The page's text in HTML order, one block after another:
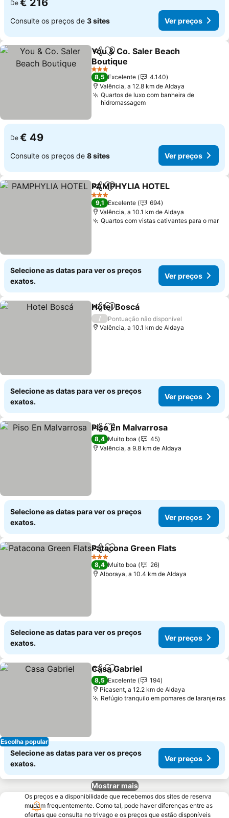
De € 216
Consulte os preços de 3 sites Ver preços
PartilharAdicionar aos favoritos
You & Co. Saler Beach
Boutique
Ver preços
3 Estrelas
8,5 Excelente
4.140
Valência, a 12.8 km de Aldaya
Quartos de luxo com banheira de
hidromassagem
De € 49
Consulte os preços de 8 sites Ver preços
PartilharAdicionar aos favoritos
PAMPHYLIA HOTEL
3 Estrelas
9,1 Excelente
694
Valência, a 10.1 km de Aldaya
Quartos com vistas cativantes para o mar
Selecione as datas para ver os preços
exatos.
Ver preços
PartilharAdicionar aos favoritos
Hotel Boscá
/
Pontuação não disponível
Valência, a 10.1 km de Aldaya
Selecione as datas para ver os preços
exatos.
Ver preços
PartilharAdicionar aos favoritos
Piso En Malvarrosa
8,4 Muito boa
45
Valência, a 9.8 km de Aldaya
Selecione as datas para ver os preços
exatos.
Ver preços
PartilharAdicionar aos favoritos
Patacona Green Flats
3 Estrelas
8,4 Muito boa
26
Alboraya, a 10.4 km de Aldaya
Selecione as datas para ver os preços
exatos.
Ver preços
Escolha popular
PartilharAdicionar aos favoritos
Casa Gabriel
8,5 Excelente
194
Picasent, a 12.2 km de Aldaya
Refúgio tranquilo em pomares de laranjeiras
Selecione as datas para ver os preços
exatos.
Ver preços
Mostrar mais
Os preços e a disponibilidade que recebemos dos sites de reserva
mudam frequentemente. Como tal, pode haver diferenças entre as
ofertas que consulta no trivago e os preços que estão disponíveis